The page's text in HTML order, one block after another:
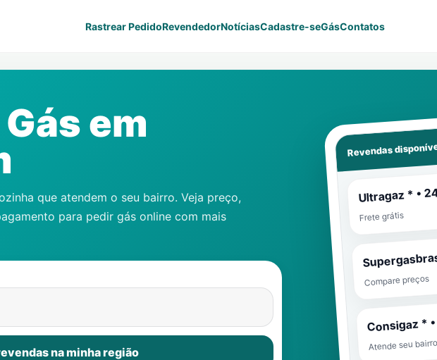
Rastrear PedidoRevendedorNotíciasCadastre-seGásContatos
em
que atendem o seu bairro. Veja preço,
para pedir gás online com mais
na minha região
Revendas
Ultragaz * •
Frete grátis
Compare preços
Consigaz *
Atende seu